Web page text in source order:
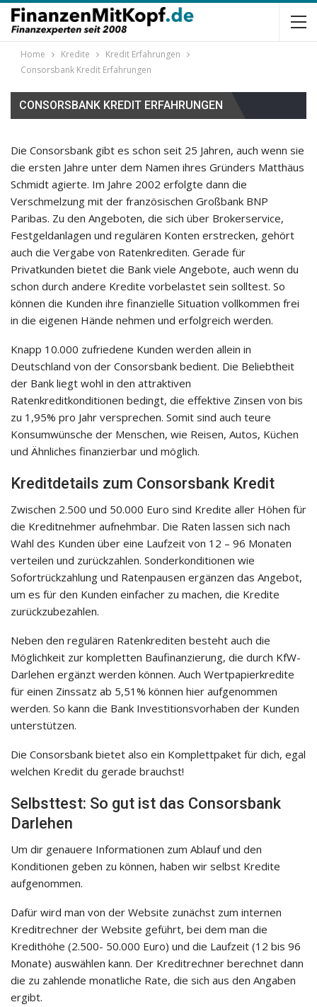
Home Kredite
Kredit Erfahrungen
Consorsbank Kredit Erfahrungen
CONSORSBANK KREDIT ERFAHRUNGEN
Die Consorsbank gibt es schon seit 25 Jahren, auch wenn sie
die ersten Jahre unter dem Namen ihres Gründers Matthäus
Schmidt agierte. Im Jahre 2002 erfolgte dann die
Verschmelzung mit der französischen Großbank BNP
Paribas. Zu den Angeboten, die sich über Brokerservice,
Festgeldanlagen und regulären Konten erstrecken, gehört
auch die Vergabe von Ratenkrediten. Gerade für
Privatkunden bietet die Bank viele Angebote, auch wenn du
schon durch andere Kredite vorbelastet sein solltest. So
können die Kunden ihre finanzielle Situation vollkommen frei
in die eigenen Hände nehmen und erfolgreich werden.
Knapp 10.000 zufriedene Kunden werden allein in
Deutschland von der Consorsbank bedient. Die Beliebtheit
der Bank liegt wohl in den attraktiven
Ratenkreditkonditionen bedingt, die effektive Zinsen von bis
zu 1,95% pro Jahr versprechen. Somit sind auch teure
Konsumwünsche der Menschen, wie Reisen, Autos, Küchen
und Ähnliches finanzierbar und möglich.
Kreditdetails zum Consorsbank Kredit
Zwischen 2.500 und 50.000 Euro sind Kredite aller Höhen für
die Kreditnehmer aufnehmbar. Die Raten lassen sich nach
Wahl des Kunden über eine Laufzeit von 12 – 96 Monaten
verteilen und zurückzahlen. Sonderkonditionen wie
Sofortrückzahlung und Ratenpausen ergänzen das Angebot,
um es für den Kunden einfacher zu machen, die Kredite
zurückzubezahlen.
Neben den regulären Ratenkrediten besteht auch die
Möglichkeit zur kompletten Baufinanzierung, die durch KfW-
Darlehen ergänzt werden können. Auch Wertpapierkredite
für einen Zinssatz ab 5,51% können hier aufgenommen
werden. So kann die Bank Investitionsvorhaben der Kunden
unterstützen.
Die Consorsbank bietet also ein Komplettpaket für dich, egal
welchen Kredit du gerade brauchst!
Selbsttest: So gut ist das Consorsbank
Darlehen
Um dir genauere Informationen zum Ablauf und den
Konditionen geben zu können, haben wir selbst Kredite
aufgenommen.
Dafür wird man von der Website zunächst zum internen
Kreditrechner der Website geführt, bei dem man die
Kredithöhe (2.500- 50.000 Euro) und die Laufzeit (12 bis 96
Monate) auswählen kann. Der Kreditrechner berechnet dann
die zu zahlende monatliche Rate, die sich aus den Angaben
ergibt.